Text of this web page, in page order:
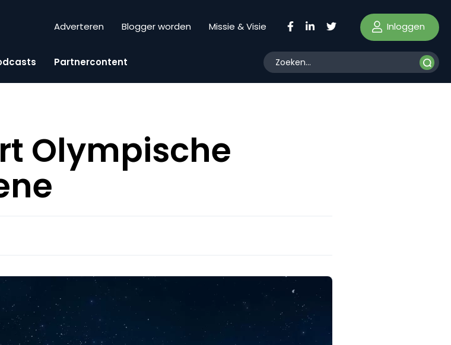
Adverteren Blogger worden Missie & Visie Inloggen
Partnercontent
Olympische